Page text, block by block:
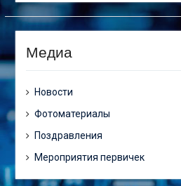
Медиа
Новости
Фотоматериалы
Поздравления
Мероприятия первичек